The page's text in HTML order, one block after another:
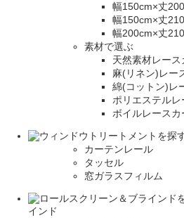
幅150cm×丈
幅150cm×丈
幅200cm×丈
素材で選ぶ
天然素材レース
麻(リネン)レー
綿(コットン)レ
ポリエステルレ
ボイルレースカ
カーテンレール
タッセル
窓ガラスフィルム
インド